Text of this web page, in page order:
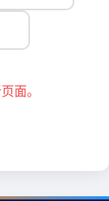
面。